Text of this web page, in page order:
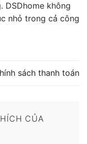
DSDhome không
nhỏ trong cả công
sách thanh toán
CỦA